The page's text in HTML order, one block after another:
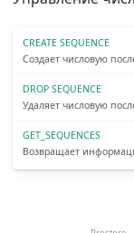
CREATE SEQUENCE
Создает числовую
DROP SEQUENCE
Удаляет числовую
GET_SEQUENCES
Возвращает